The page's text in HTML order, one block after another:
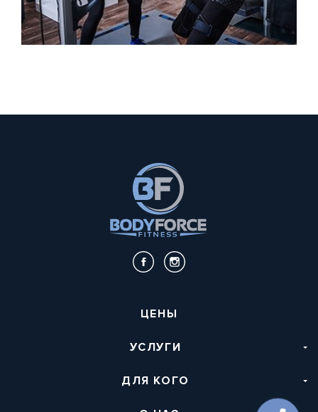
ЦЕНЫ
УСЛУГИ
ДЛЯ КОГО